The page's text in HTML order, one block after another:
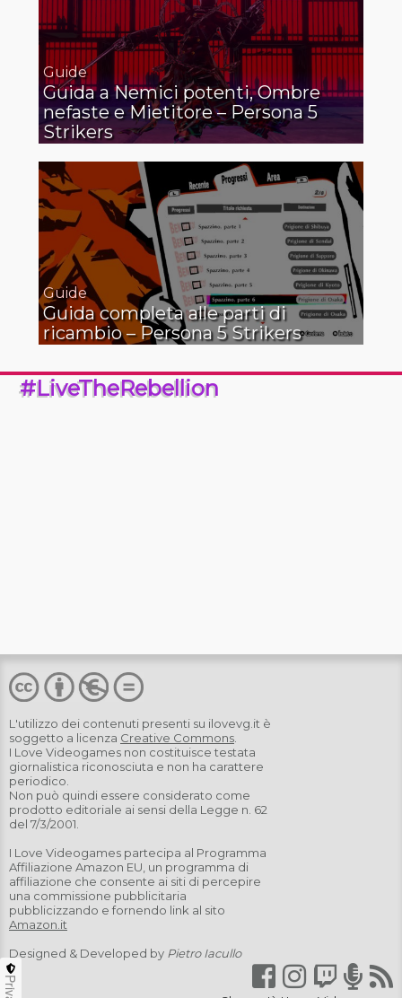
Guide
Guida a Nemici potenti, Ombre
nefaste e Mietitore – Persona 5
Strikers
Guide
Guida completa alle parti di
ricambio – Persona 5 Strikers
#LiveTheRebellion
L'utilizzo dei contenuti presenti su ilovevg.it è
soggetto a licenza Creative Commons
I Love Videogames non costituisce testata
giornalistica riconosciuta e non ha carattere
periodico.
Non può quindi essere considerato come
prodotto editoriale ai sensi della Legge n. 62
del 7/3/2001.
I Love Videogames partecipa al Programma
Affiliazione Amazon EU, un programma di
affiliazione che consente ai siti di percepire
una commissione pubblicitaria
pubblicizzando e fornendo link al sito
Amazon.it
Designed & Developed by Pietro Iacullo